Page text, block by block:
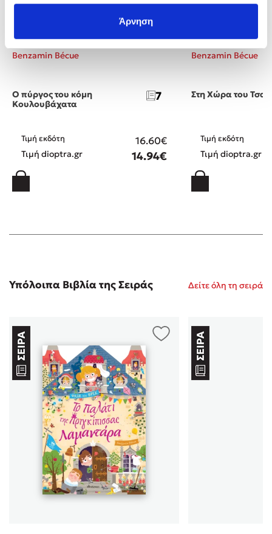
Άρνηση
Benzamin Bécue
Ο πύργος του κόμη
Κουλουβάχατα
7
Τιμή εκδότη 16.60€
Τιμή dioptra.gr 14.94€
Benzamin Bécue
Στη Χώρα του
Τιμή εκδότη
Τιμή dioptra.gr
Υπόλοιπα Βιβλία της Σειράς Δείτε όλη τη σειρά